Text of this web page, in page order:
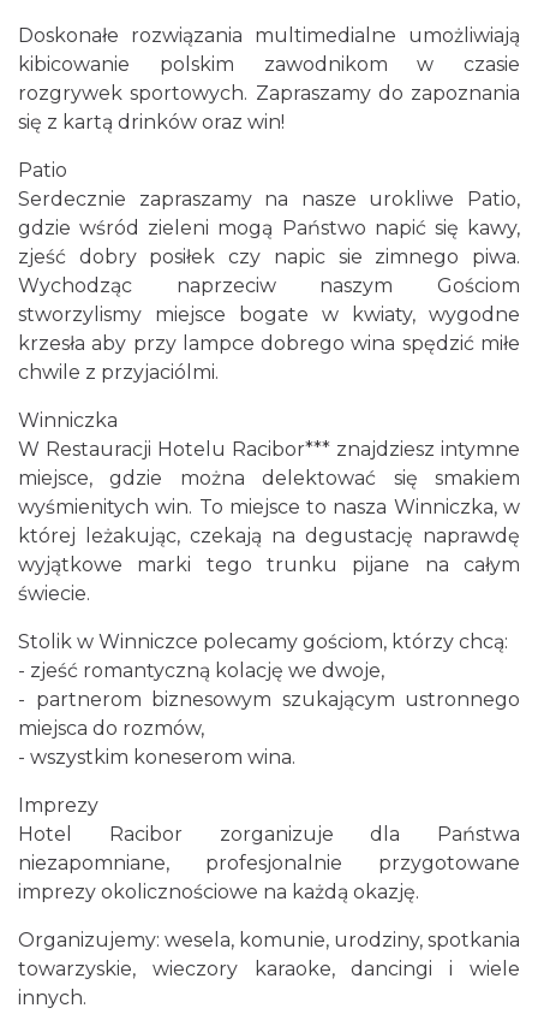
Doskonałe rozwiązania multimedialne umożliwiają
kibicowanie polskim zawodnikom w czasie
rozgrywek sportowych. Zapraszamy do zapoznania
się z kartą drinków oraz win!
Patio
Serdecznie zapraszamy na nasze urokliwe Patio,
gdzie wśród zieleni mogą Państwo napić się kawy,
zjeść dobry posiłek czy napic sie zimnego piwa.
Wychodząc naprzeciw naszym Gościom
stworzylismy miejsce bogate w kwiaty, wygodne
krzesła aby przy lampce dobrego wina spędzić miłe
chwile z przyjaciólmi.
Winniczka
W Restauracji Hotelu Racibor*** znajdziesz intymne
miejsce, gdzie można delektować się smakiem
wyśmienitych win. To miejsce to nasza Winniczka, w
której leżakując, czekają na degustację naprawdę
wyjątkowe marki tego trunku pijane na całym
świecie.
Stolik w Winniczce polecamy gościom, którzy chcą:
- zjeść romantyczną kolację we dwoje,
- partnerom biznesowym szukającym ustronnego
miejsca do rozmów,
- wszystkim koneserom wina.
Imprezy
Hotel Racibor zorganizuje dla Państwa
niezapomniane, profesjonalnie przygotowane
imprezy okolicznościowe na każdą okazję.
Organizujemy: wesela, komunie, urodziny, spotkania
towarzyskie, wieczory karaoke, dancingi i wiele
innych.